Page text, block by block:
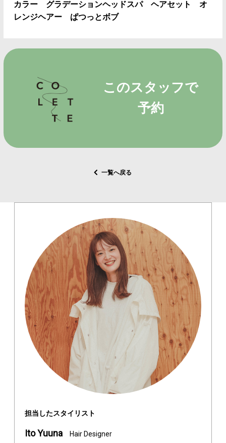
カラー グラデーションヘッドスパ ヘアセット オ
レンジヘアー ぱつっとボブ
このスタッフで
予約
一覧へ戻る
担当したスタイリスト
Ito Yuuna Hair Designer